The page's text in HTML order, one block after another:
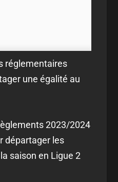
réglementaires
une égalité au
2023/2024
départager les
saison en Ligue 2